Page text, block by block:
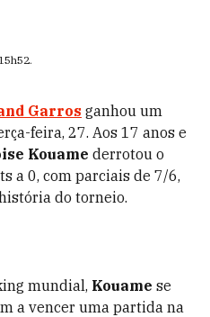
.
Garros ganhou um
feira, 27. Aos 17 anos e
Kouame derrotou o
a 0, com parciais de 7/6,
do torneio.
mundial, Kouame se
a vencer uma partida na